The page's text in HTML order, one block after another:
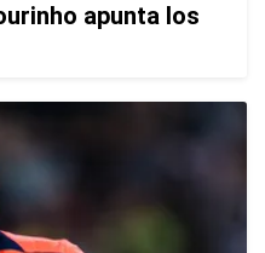
apunta los